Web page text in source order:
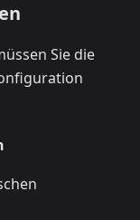
Sie die